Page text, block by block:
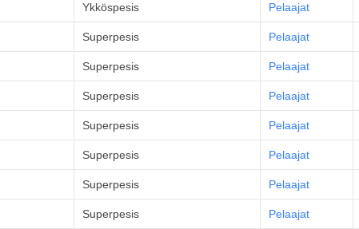
Ykköspesis Pelaajat
Superpesis Pelaajat
Superpesis Pelaajat
Superpesis Pelaajat
Superpesis Pelaajat
Superpesis Pelaajat
Superpesis Pelaajat
Superpesis Pelaajat